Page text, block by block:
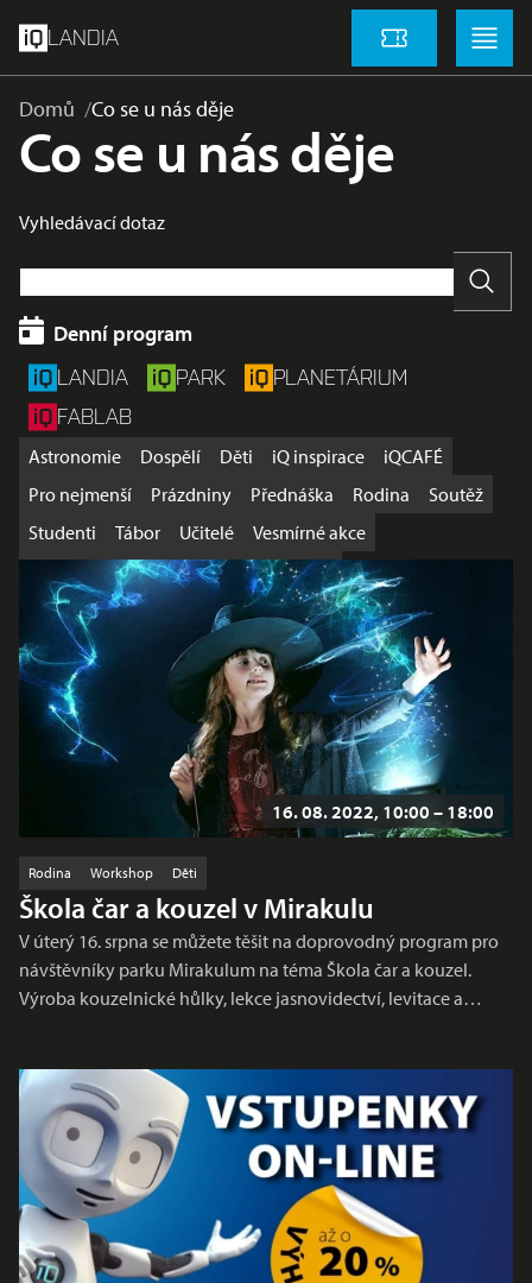
LANDIA Vstupenky
Menu
Domů Co se u nás děje
Co se u nás děje
Vyhledávací dotaz
Denní program
LANDIA PARK
PLANETÁRIUM
FABLAB
Astronomie Dospělí Děti iQ inspirace
iQCAFÉ
Pro nejmenší
Prázdniny Přednáška Rodina
Soutěž
Studenti
Tábor Učitelé
Vesmírné akce
Výhodná nabídka
Workshop Školy
16. 08. 2022, 10:00 – 18:00
Rodina Workshop Děti
Škola čar a kouzel v Mirakulu
V úterý 16. srpna se můžete těšit na doprovodný program pro
návštěvníky parku Mirakulum na téma Škola čar a kouzel.
Výroba kouzelnické hůlky, lekce jasnovidectví, levitace a…